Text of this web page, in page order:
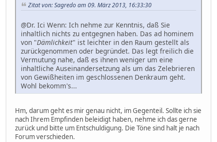
Zitat von: Sagredo am 09. März 2013, 16:33:30
@Dr. Ici Wenn: Ich nehme zur Kenntnis, daß Sie
inhaltlich nichts zu entgegnen haben. Das ad hominem
von "Dämlichkeit" ist leichter in den Raum gestellt als
zurückgenommen oder begründet. Das legt freilich die
Vermutung nahe, daß es ihnen weniger um eine
inhaltliche Auseinandersetzung als um das Zelebrieren
von Gewißheiten im geschlossenen Denkraum geht.
Wohl bekomm's...
Hm, darum geht es mir genau nicht, im Gegenteil. Sollte ich sie
nach Ihrem Empfinden beleidigt haben, nehme ich das gerne
zurück und bitte um Entschuldigung. Die Töne sind halt je nach
Forum verschieden.